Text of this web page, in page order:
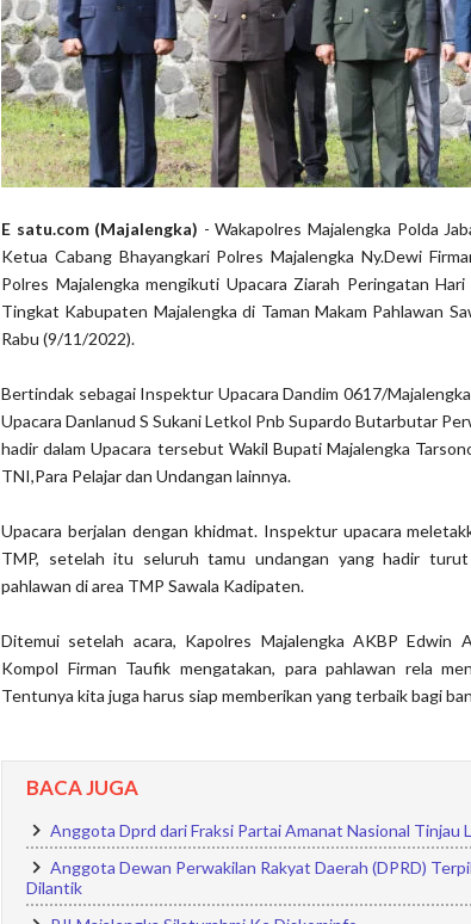
E satu.com (Majalengka) - Wakapolres Majalengka Polda
Ketua Cabang Bhayangkari Polres Majalengka Ny.Dewi
Polres Majalengka mengikuti Upacara Ziarah Peringatan
Tingkat Kabupaten Majalengka di Taman Makam Pahlawan
Rabu (9/11/2022).
Bertindak sebagai Inspektur Upacara Dandim 0617/
Upacara Danlanud S Sukani Letkol Pnb Supardo Butarbutar
hadir dalam Upacara tersebut Wakil Bupati Majalengka
TNI,Para Pelajar dan Undangan lainnya.
Upacara berjalan dengan khidmat. Inspektur upacara
TMP, setelah itu seluruh tamu undangan yang hadir turut
pahlawan di area TMP Sawala Kadipaten.
Ditemui setelah acara, Kapolres Majalengka AKBP Edwin
Kompol Firman Taufik mengatakan, para pahlawan rela
Tentunya kita juga harus siap memberikan yang terbaik bagi
BACA JUGA
Anggota Dprd dari Fraksi Partai Amanat Nasional Tinjau
Anggota Dewan Perwakilan Rakyat Daerah (DPRD)
Dilantik